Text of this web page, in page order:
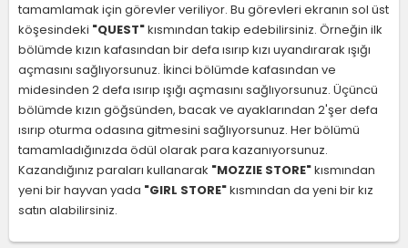
tamamlamak için görevler veriliyor. Bu görevleri ekranın sol üst
köşesindeki "QUEST"kısmından takip edebilirsiniz. Örneğin ilk
bölümde kızın kafasından bir defa ısırıp kızı uyandırarak ışığı
açmasını sağlıyorsunuz. İkinci bölümde kafasından ve
midesinden 2 defa ısırıp ışığı açmasını sağlıyorsunuz. Üçüncü
bölümde kızın göğsünden, bacak ve ayaklarından 2'şer defa
ısırıp oturma odasına gitmesini sağlıyorsunuz. Her bölümü
tamamladığınızda ödül olarak para kazanıyorsunuz.
Kazandığınız paraları kullanarak "MOZZIE STORE"kısmından
yeni bir hayvan yada "GIRL STORE"kısmından da yeni bir kız
satın alabilirsiniz.